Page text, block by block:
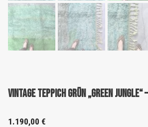
Vintage Teppich Grün „Green Jungle“
1.190,00 €